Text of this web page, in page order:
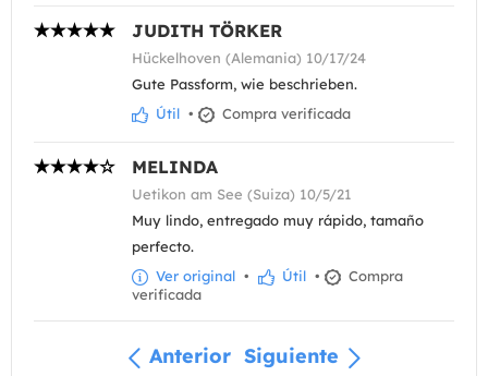
JUDITH TÖRKER
Hückelhoven (Alemania) 10/17/24
Gute Passform, wie beschrieben.
Útil • Compra verificada
MELINDA
Uetikon am See (Suiza) 10/5/21
Muy lindo, entregado muy rápido, tamaño
perfecto.
Ver original • Útil •
Compra
verificada
Anterior Siguiente